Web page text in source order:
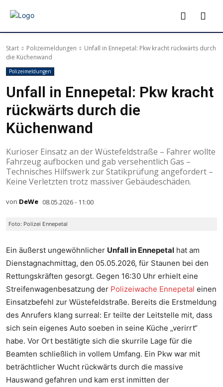
Start Polizeimeldungen
Unfall in Ennepetal: Pkw kracht rückwärts durch
die Küchenwand
Polizeimeldungen
Unfall in Ennepetal: Pkw kracht
rückwärts durch die
Küchenwand
Kurioser Einsatz an der Wüstefeldstraße – Fahrer wollte
Fahrzeug aufbocken und gab versehentlich Gas –
Technisches Hilfswerk zur Statikprüfung angefordert –
Keine Verletzten trotz massiver Gebäudeschäden.
von DeWe 08.05.2026 - 11:00
Foto: Polizei Ennepetal
Ein äußerst ungewöhnlicher Unfall in Ennepetal hat am
Dienstagnachmittag, den 05.05.2026, für Staunen bei den
Rettungskräften gesorgt. Gegen 16:30 Uhr erhielt eine
Streifenwagenbesatzung der Polizeiwache Ennepetal einen
Einsatzbefehl zur Wüstefeldstraße. Bereits die Erstmeldung
des Anrufers klang surreal: Er teilte der Leitstelle mit, dass
sich sein eigenes Auto soeben in seine Küche „verirrt“
habe. Vor Ort bestätigte sich die skurrile Lage für die
Beamten schließlich in vollem Umfang. Ein Pkw war mit
beträchtlicher Wucht rückwärts durch die massive
Hauswand gefahren und kam erst inmitten der